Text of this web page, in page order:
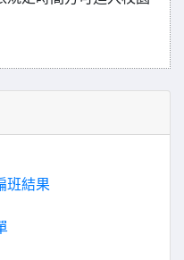
班結果